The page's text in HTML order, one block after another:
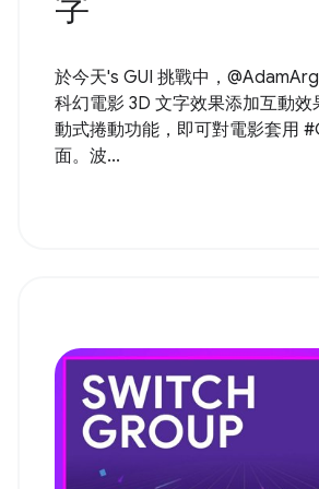
於今天's GUI 挑戰中，
科幻電影 3D 文字效果添加互動效
動式捲動功能，即可對電影套用
面。波...